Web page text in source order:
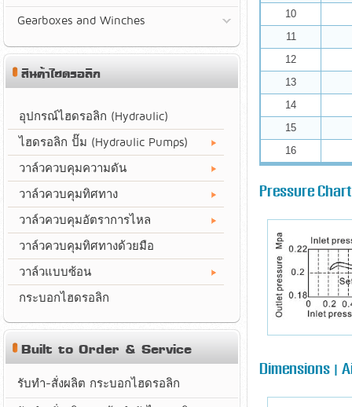
10
11
12
13
14
15
16
Pressure
Dimensions |
Gearboxes and Winches
สินค้าไฮดรอลิก
อุปกรณ์ไฮดรอลิก (Hydraulic)
ไฮดรอลิก ปั๊ม (Hydraulic Pumps)
วาล์วควบคุมความดัน
วาล์วควบคุมทิศทาง
วาล์วควบคุมอัตราการไหล
วาล์วควบคุมทิศทางด้วยมือ
วาล์วแบบซ้อน
กระบอกไฮดรอลิก
Built to Order & Service
รับทำ-สั่งผลิต กระบอกไฮดรอลิก